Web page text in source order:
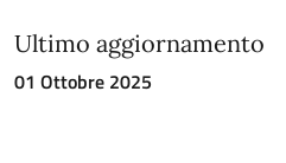
Ultimo aggiornamento
01 Ottobre 2025